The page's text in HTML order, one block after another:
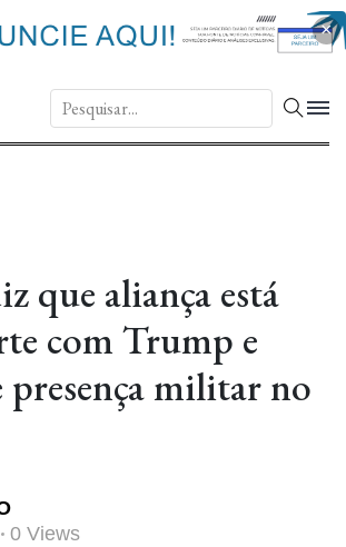
×
DN.
que aliança está
com Trump e
presença militar no
0 Views